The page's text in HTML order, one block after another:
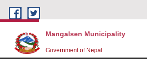
Skip to main content
Mangalsen Municipality
Government of Nepal